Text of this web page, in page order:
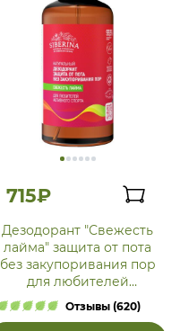
715₽
Дезодорант "Свежесть
лайма" защита от пота
без закупоривания пор
для любителей
активного спорта
Отзывы (620)